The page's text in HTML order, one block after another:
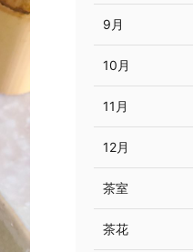
9月
10月
11月
12月
茶室
茶花